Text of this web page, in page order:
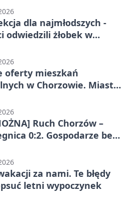
dla najmłodszych -
odwiedzili żłobek w
oferty mieszkań
w Chorzowie. Miasto
Ruch Chorzów –
0:2. Gospodarze bez
za nami. Te błędy
letni wypoczynek